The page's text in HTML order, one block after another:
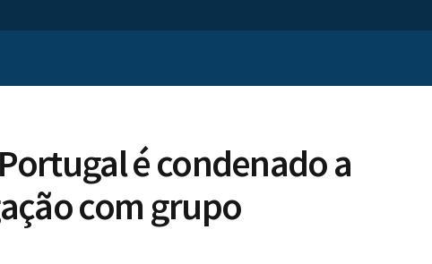
é condenado a
com grupo